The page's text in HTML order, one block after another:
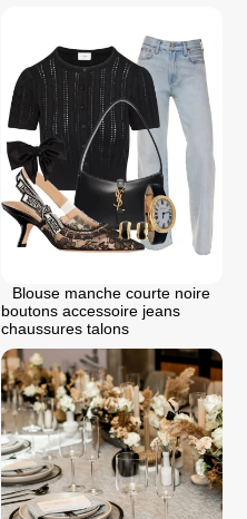
Blouse manche courte noire
boutons accessoire jeans
chaussures talons